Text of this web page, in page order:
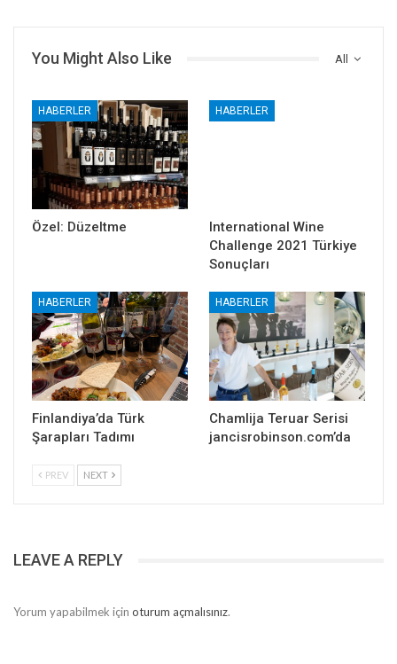
All
You Might Also Like
HABERLER
Özel: Düzeltme
HABERLER
International Wine
Challenge 2021 Türkiye
Sonuçları
HABERLER
Finlandiya’da Türk
Şarapları Tadımı
HABERLER
Chamlija Teruar Serisi
jancisrobinson.com’da
PREV NEXT
LEAVE A REPLY
Yorum yapabilmek için oturum açmalısınız.